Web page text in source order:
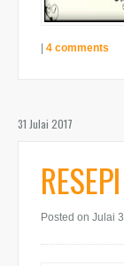
| 4 comments
31 Julai 2017
Posted on Julai